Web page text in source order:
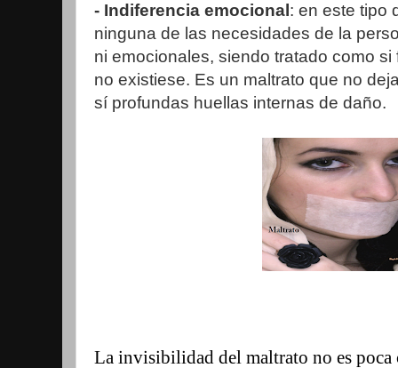
- Indiferencia emocional : en este tipo
ninguna de las necesidades de la
ni emocionales, siendo tratado como
no existiese. Es un maltrato que no
sí profundas huellas internas de daño.
La invisibilidad del maltrato no es poca